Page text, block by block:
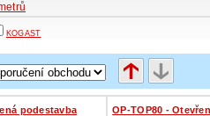
KOGAST
podestavba OP-TOP80 -